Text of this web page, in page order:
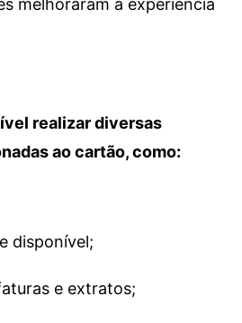
melhoraram a experiência
realizar diversas
ao cartão, como:
disponível;
e extratos;